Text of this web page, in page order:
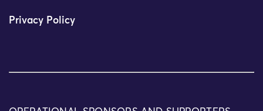
Privacy Policy